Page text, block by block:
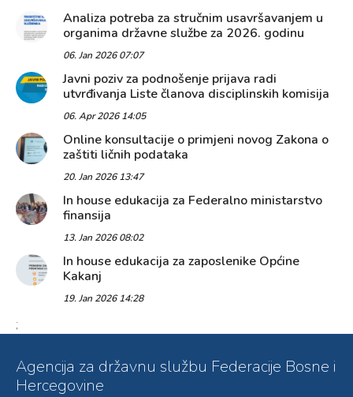
Analiza potreba za stručnim usavršavanjem u
organima državne službe za 2026. godinu
06. Jan 2026 07:07
Javni poziv za podnošenje prijava radi
utvrđivanja Liste članova disciplinskih komisija
06. Apr 2026 14:05
Online konsultacije o primjeni novog Zakona o
zaštiti ličnih podataka
20. Jan 2026 13:47
In house edukacija za Federalno ministarstvo
finansija
13. Jan 2026 08:02
In house edukacija za zaposlenike Općine
Kakanj
19. Jan 2026 14:28
;
Agencija za državnu službu Federacije Bosne i
Hercegovine